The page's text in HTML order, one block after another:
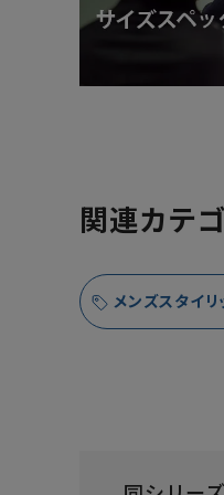
関連カテ
メンズスタイリ